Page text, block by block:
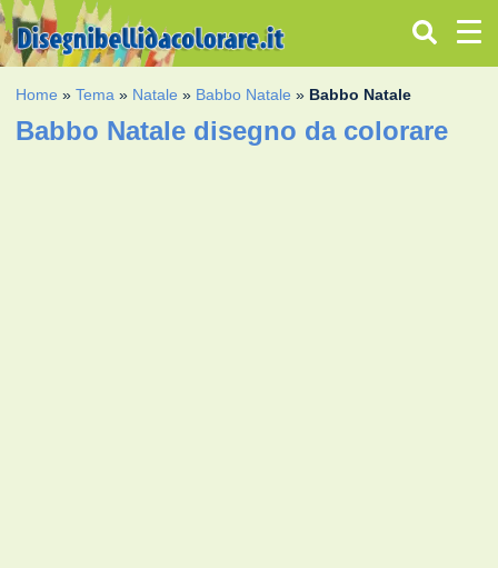
Home »Tema » Natale » Babbo Natale » Babbo Natale
Babbo Natale disegno da colorare